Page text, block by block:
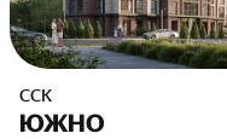
ССК
ЮЖНО